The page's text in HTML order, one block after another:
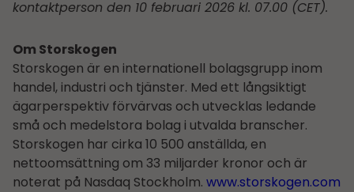
kontaktperson den 10 februari 2026 kl. 07.00 (CET).
Om Storskogen
Storskogen är en internationell bolagsgrupp inom
handel, industri och tjänster. Med ett långsiktigt
ägarperspektiv förvärvas och utvecklas ledande
små och medelstora bolag i utvalda branscher.
Storskogen har cirka 10 500 anställda, en
nettoomsättning om 33 miljarder kronor och är
noterat på Nasdaq Stockholm. www.storskogen.com